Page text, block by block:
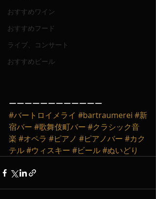
おすすめワイン
おすすめフード
ライブ、コンサート
おすすめビール
ーーーーーーーーーーーー
#バートロイメライ #bartraumerei #新
宿バー #歌舞伎町バー #クラシック音
楽 #オペラ #ピアノ #ピアノバー #カク
テル#ウィスキー #ビール#ぬいどり